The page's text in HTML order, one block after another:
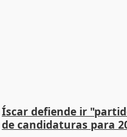
Íscar defiende ir
de candidaturas para